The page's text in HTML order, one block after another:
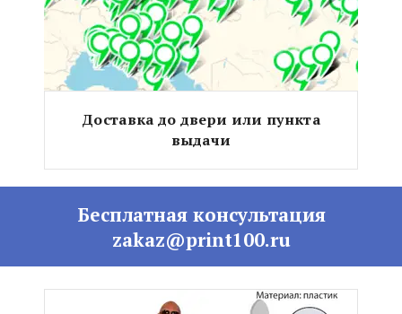
Доставка до двери или пункта
выдачи
Бесплатная консультация
zakaz@print100.ru